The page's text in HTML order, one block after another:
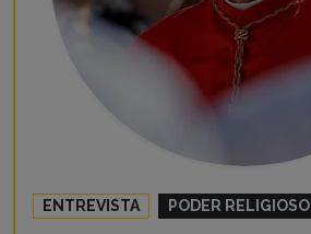
ENTREVISTA PODER RELIGIOSO